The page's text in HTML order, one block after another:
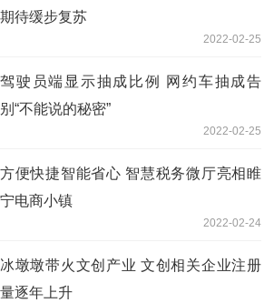
期待缓步复苏
2022-02-25
驾驶员端显示抽成比例 网约车抽成告
别“不能说的秘密”
2022-02-25
方便快捷智能省心 智慧税务微厅亮相睢
宁电商小镇
2022-02-24
冰墩墩带火文创产业 文创相关企业注册
量逐年上升